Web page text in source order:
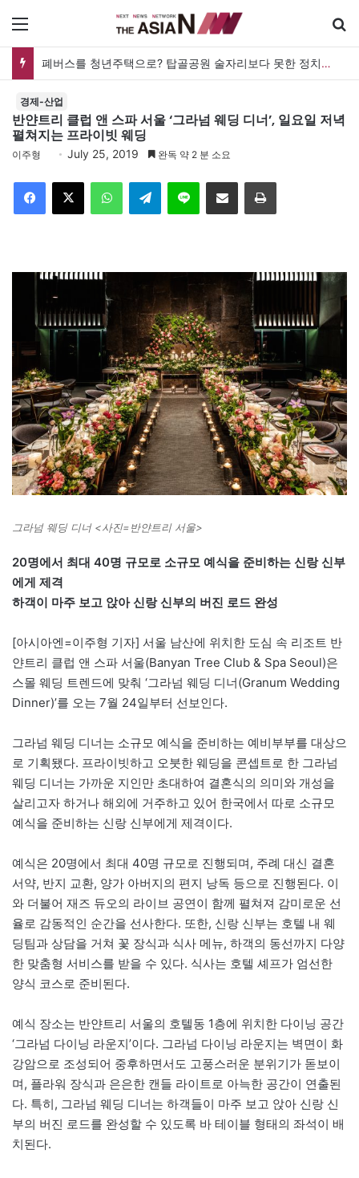
폐버스를 청년주택으로? 탑골공원 술자리보다 못한 정치의 상상력
경제-산업
반얀트리 클럽 앤 스파 서울 ‘그라넘 웨딩 디너’, 일요일 저녁
펼쳐지는 프라이빗 웨딩
이주형 July 25, 2019 완독 약 2 분 소요
Telegram 이메일
그라넘 웨딩 디너 <사진=반얀트리 서울>
20명에서 최대 40명 규모로 소규모 예식을 준비하는 신랑 신부
에게 제격
하객이 마주 보고 앉아 신랑 신부의 버진 로드 완성
[아시아엔=이주형 기자] 서울 남산에 위치한 도심 속 리조트 반
얀트리 클럽 앤 스파 서울(Banyan Tree Club & Spa Seoul)은
스몰 웨딩 트렌드에 맞춰 ‘그라넘 웨딩 디너(Granum Wedding
Dinner)’를 오는 7월 24일부터 선보인다.
그라넘 웨딩 디너는 소규모 예식을 준비하는 예비부부를 대상으
로 기획됐다. 프라이빗하고 오붓한 웨딩을 콘셉트로 한 그라넘
웨딩 디너는 가까운 지인만 초대하여 결혼식의 의미와 개성을
살리고자 하거나 해외에 거주하고 있어 한국에서 따로 소규모
예식을 준비하는 신랑 신부에게 제격이다.
예식은 20명에서 최대 40명 규모로 진행되며, 주례 대신 결혼
서약, 반지 교환, 양가 아버지의 편지 낭독 등으로 진행된다. 이
와 더불어 재즈 듀오의 라이브 공연이 함께 펼쳐져 감미로운 선
율로 감동적인 순간을 선사한다. 또한, 신랑 신부는 호텔 내 웨
딩팀과 상담을 거쳐 꽃 장식과 식사 메뉴, 하객의 동선까지 다양
한 맞춤형 서비스를 받을 수 있다. 식사는 호텔 셰프가 엄선한
양식 코스로 준비된다.
예식 장소는 반얀트리 서울의 호텔동 1층에 위치한 다이닝 공간
‘그라넘 다이닝 라운지’이다. 그라넘 다이닝 라운지는 벽면이 화
강암으로 조성되어 중후하면서도 고풍스러운 분위기가 돋보이
며, 플라워 장식과 은은한 캔들 라이트로 아늑한 공간이 연출된
다. 특히, 그라넘 웨딩 디너는 하객들이 마주 보고 앉아 신랑 신
부의 버진 로드를 완성할 수 있도록 바 테이블 형태의 좌석이 배
치된다.